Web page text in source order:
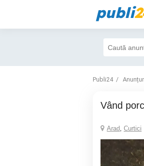
publi
Publi24
Vând
Arad, Curtici